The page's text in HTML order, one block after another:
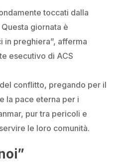
toccati dalla
giornata è
in preghiera”, afferma
esecutivo di ACS
conflitto, pregando per il
la pace eterna per i
pur tra pericoli e
le loro comunità.